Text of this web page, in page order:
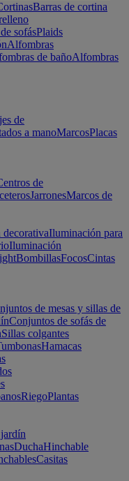
Barras de cortina
sofásPlaids
Alfombras
de bañoAlfombras
de
a manoMarcosPlacas
de
JarronesMarcos de
Iluminación para
Iluminación
BombillasFocosCintas
de mesas y sillas de
Conjuntos de sofás de
Sillas colgantes
Hamacas
RiegoPlantas
DuchaHinchable
Casitas